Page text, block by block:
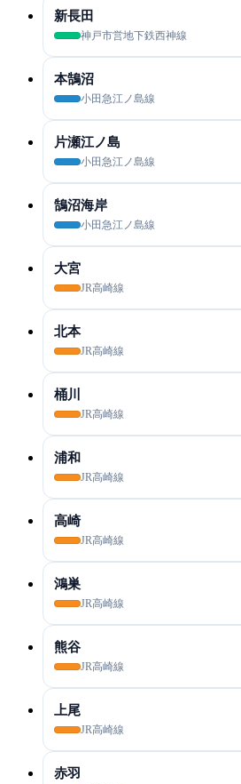
新長田
神戸市営地下鉄西神線
本鵠沼
小田急江ノ島線
片瀬江ノ島
小田急江ノ島線
鵠沼海岸
小田急江ノ島線
大宮
JR高崎線
北本
JR高崎線
桶川
JR高崎線
浦和
JR高崎線
高崎
JR高崎線
鴻巣
JR高崎線
熊谷
JR高崎線
上尾
JR高崎線
赤羽